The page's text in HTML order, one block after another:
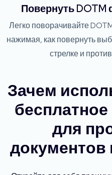
Повернуть
Легко поворачивайте
нажимая, как повернуть
стрелке и
Зачем
для
документов